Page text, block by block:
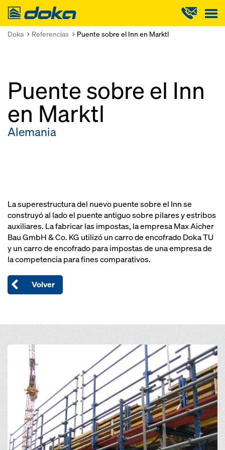
Doka
Doka Referencias Puente sobre el Inn en Marktl
Puente sobre el Inn
en Marktl
Alemania
La superestructura del nuevo puente sobre el Inn se
construyó al lado el puente antiguo sobre pilares y estribos
auxiliares. La fabricar las impostas, la empresa Max Aicher
Bau GmbH & Co. KG utilizó un carro de encofrado Doka TU
y un carro de encofrado para impostas de una empresa de
la competencia para fines comparativos.
Volver